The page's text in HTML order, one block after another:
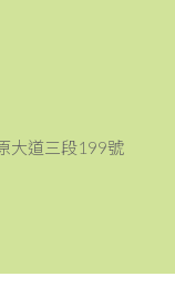
大道三段199號